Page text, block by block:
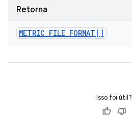
Retorna
METRIC_FILE_FORMAT[]
Isso foi útil?